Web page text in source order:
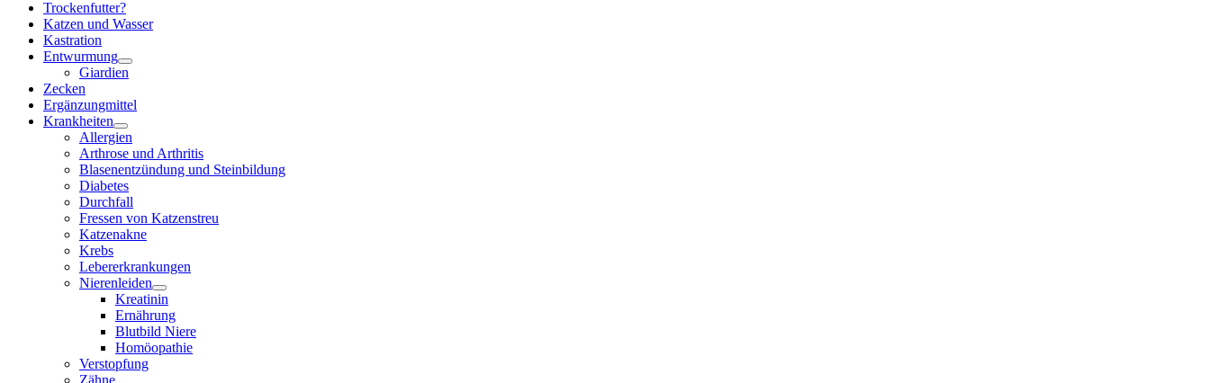
Trockenfutter?
Katzen und Wasser
Kastration
Entwurmung
Giardien
Zecken
Ergänzungmittel
Krankheiten
Allergien
Arthrose und Arthritis
Blasenentzündung und Steinbildung
Diabetes
Durchfall
Fressen von Katzenstreu
Katzenakne
Krebs
Lebererkrankungen
Nierenleiden
Kreatinin
Ernährung
Blutbild Niere
Homöopathie
Verstopfung
Zähne